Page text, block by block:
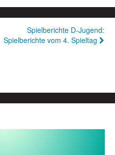
Spielberichte D-Jugend:
Spielberichte vom 4. Spieltag